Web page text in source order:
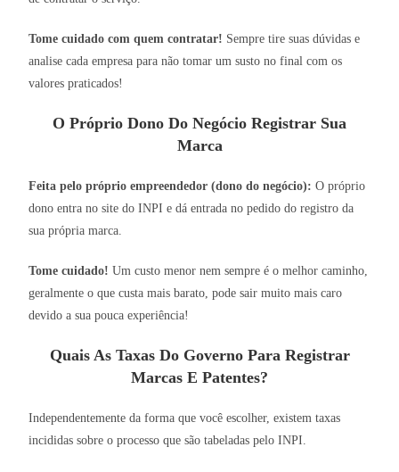
Tome cuidado com quem contratar! Sempre tire suas dúvidas e
analise cada empresa para não tomar um susto no final com os
valores praticados!
O Próprio Dono Do Negócio Registrar Sua
Marca
Feita pelo próprio empreendedor (dono do negócio): O próprio
dono entra no site do INPI e dá entrada no pedido do registro da
sua própria marca.
Tome cuidado! Um custo menor nem sempre é o melhor caminho,
geralmente o que custa mais barato, pode sair muito mais caro
devido a sua pouca experiência!
Quais As Taxas Do Governo Para Registrar
Marcas E Patentes?
Independentemente da forma que você escolher, existem taxas
incididas sobre o processo que são tabeladas pelo INPI.